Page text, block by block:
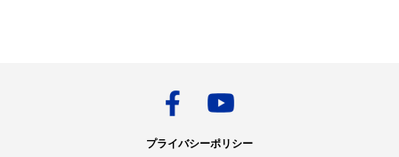
プライバシーポリシー